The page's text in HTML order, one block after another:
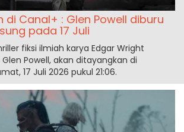
di Canal+ : Glen Powell diburu
pada 17 Juli
fiksi ilmiah karya Edgar Wright
Powell, akan ditayangkan di
17 Juli 2026 pukul 21:06.